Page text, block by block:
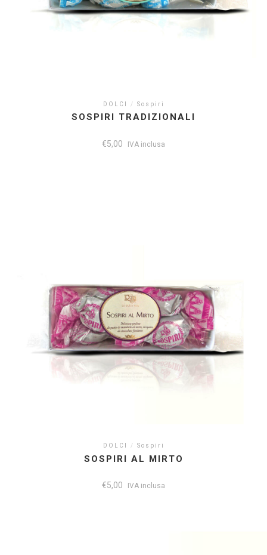
DOLCI / Sospiri
SOSPIRI TRADIZIONALI
€5,00 IVA inclusa
DOLCI / Sospiri
SOSPIRI AL MIRTO
€5,00 IVA inclusa